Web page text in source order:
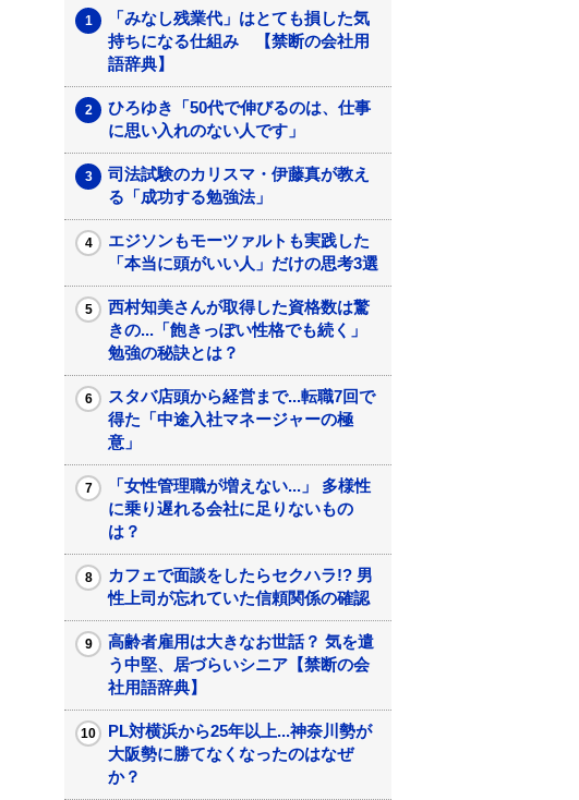
「みなし残業代」はとても損した気
持ちになる仕組み 【禁断の会社用
語辞典】
ひろゆき「50代で伸びるのは、仕事
に思い入れのない人です」
司法試験のカリスマ・伊藤真が教え
る「成功する勉強法」
エジソンもモーツァルトも実践した
「本当に頭がいい人」だけの思考3選
西村知美さんが取得した資格数は驚
きの...「飽きっぽい性格でも続く」
勉強の秘訣とは？
スタバ店頭から経営まで...転職7回で
得た「中途入社マネージャーの極
意」
「女性管理職が増えない...」 多様性
に乗り遅れる会社に足りないもの
は？
カフェで面談をしたらセクハラ!? 男
性上司が忘れていた信頼関係の確認
高齢者雇用は大きなお世話？ 気を遣
う中堅、居づらいシニア【禁断の会
社用語辞典】
PL対横浜から25年以上...神奈川勢が
大阪勢に勝てなくなったのはなぜ
か？